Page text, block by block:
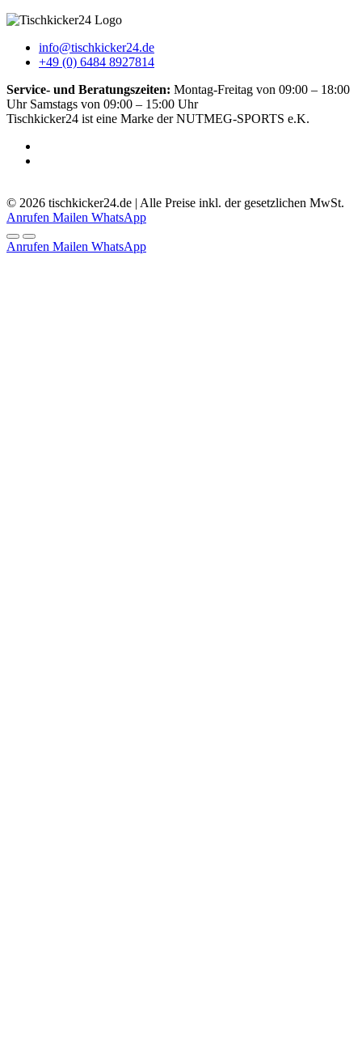
info@tischkicker24.de
+49 (0) 6484 8927814
Service- und Beratungszeiten: Montag-Freitag von 09:00 – 18:00
Uhr Samstags von 09:00 – 15:00 Uhr
Tischkicker24 ist eine Marke der NUTMEG-SPORTS e.K.
© 2026 tischkicker24.de | Alle Preise inkl. der gesetzlichen MwSt.
Anrufen Mailen WhatsApp
Anrufen Mailen WhatsApp